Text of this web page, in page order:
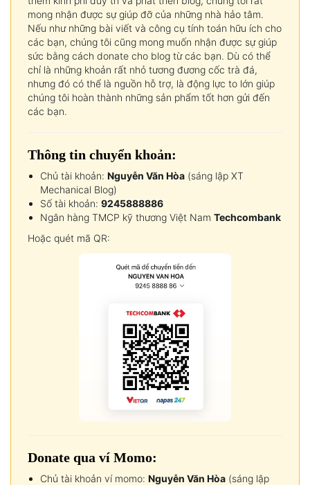
mong nhận được sự giúp đỡ của những nhà hảo tâm.
Nếu như những bài viết và công cụ tính toán hữu ích cho
các bạn, chúng tôi cũng mong muốn nhận được sự giúp
sức bằng cách donate cho blog từ các bạn. Dù có thể
chỉ là những khoản rất nhỏ tương đương cốc trà đá,
nhưng đó có thể là nguồn hỗ trợ, là động lực to lớn giúp
chúng tôi hoàn thành những sản phẩm tốt hơn gửi đến
các bạn.
Thông tin chuyển khoản:
Chủ tài khoản: Nguyễn Văn Hòa (sáng lập XT
Mechanical Blog)
Số tài khoản: 9245888886
Ngân hàng TMCP kỹ thương Việt Nam Techcombank
Hoặc quét mã QR:
Donate qua ví Momo:
Chủ tài khoản ví momo: Nguyễn Văn Hòa (sáng lập